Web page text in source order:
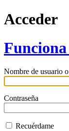
Acceder
Nombre de usuario
Contraseña
Recuérdame